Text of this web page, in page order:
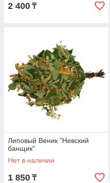
2 400 ₸
Липовый Веник "Невский
банщик"
Нет в наличии
1 850 ₸